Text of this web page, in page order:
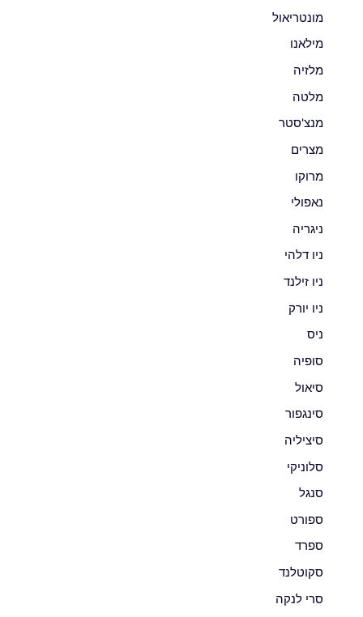
מונטריאול
מילאנו
מלזיה
מלטה
מנצ'סטר
מצרים
מרוקו
נאפולי
ניגריה
ניו דלהי
ניו זילנד
ניו יורק
ניס
סופיה
סיאול
סינגפור
סיציליה
סלוניקי
סנגל
ספורט
ספרד
סקוטלנד
סרי לנקה